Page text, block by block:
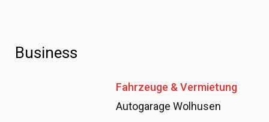
Business
Fahrzeuge & Vermietung
Autogarage Wolhusen